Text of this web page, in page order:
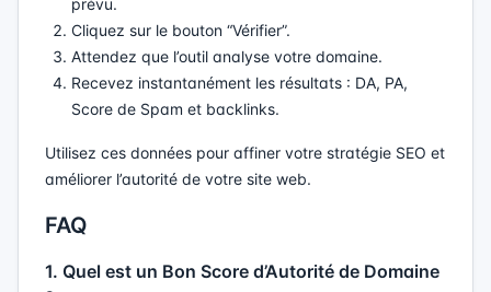
prévu.
Cliquez sur le bouton “Vérifier”.
Attendez que l’outil analyse votre domaine.
Recevez instantanément les résultats : DA, PA,
Score de Spam et backlinks.
Utilisez ces données pour affiner votre stratégie SEO et
améliorer l’autorité de votre site web.
FAQ
1. Quel est un Bon Score d’Autorité de Domaine